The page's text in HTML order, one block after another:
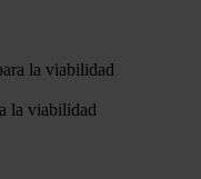
la viabilidad